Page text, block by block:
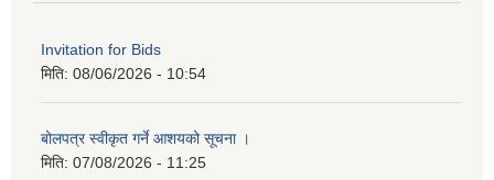
Invitation for Bids
मिति: 08/06/2026 - 10:54
बोलपत्र स्वीकृत गर्ने आशयको सूचना ।
मिति: 07/08/2026 - 11:25